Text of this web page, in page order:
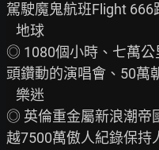
駕駛魔鬼航班Flight 666
◎ 1080個小時、七萬公
頭鑽動的演唱會、50萬
◎ 英倫重金屬新浪潮帝
越7500萬傲人紀錄保持